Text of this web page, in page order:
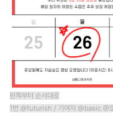
왼쪽부터 순서대로
1번 @futurish / 기여자 @basic